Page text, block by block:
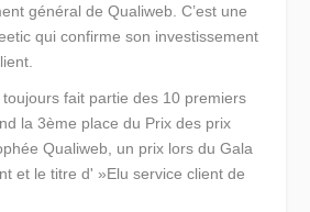
général de Qualiweb. C’est une
qui confirme son investissement
toujours fait partie des 10 premiers
la 3ème place du Prix des prix
Qualiweb, un prix lors du Gala
et le titre d' »Elu service client de